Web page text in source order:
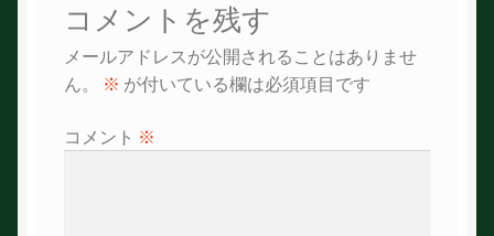
ゲ
ー
ョ
コメントを残す
メールアドレスが公開されることはありませ
ん。
※ が付いている欄は必須項目です
コメント ※